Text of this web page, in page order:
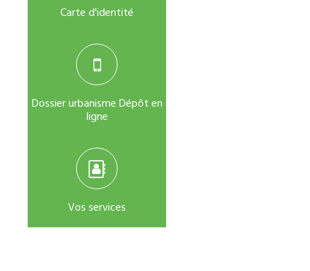
Carte d'identité
Dossier urbanisme Dépôt en
ligne
Vos services